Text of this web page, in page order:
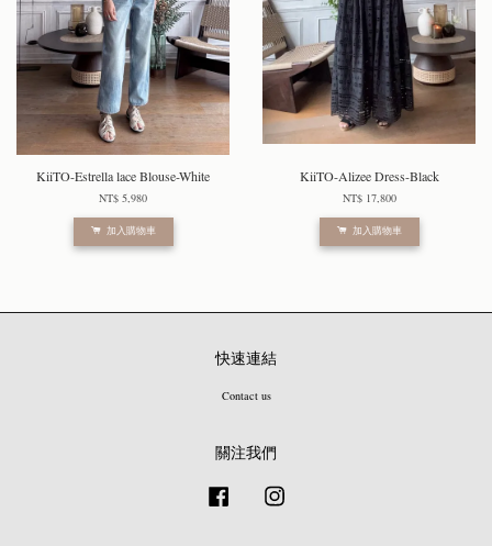
KiiTO-Estrella lace Blouse-White
NT$ 5,980
加入購物車
KiiTO-Alizee Dress-Black
NT$ 17,800
加入購物車
快速連結
Contact us
關注我們
Facebook